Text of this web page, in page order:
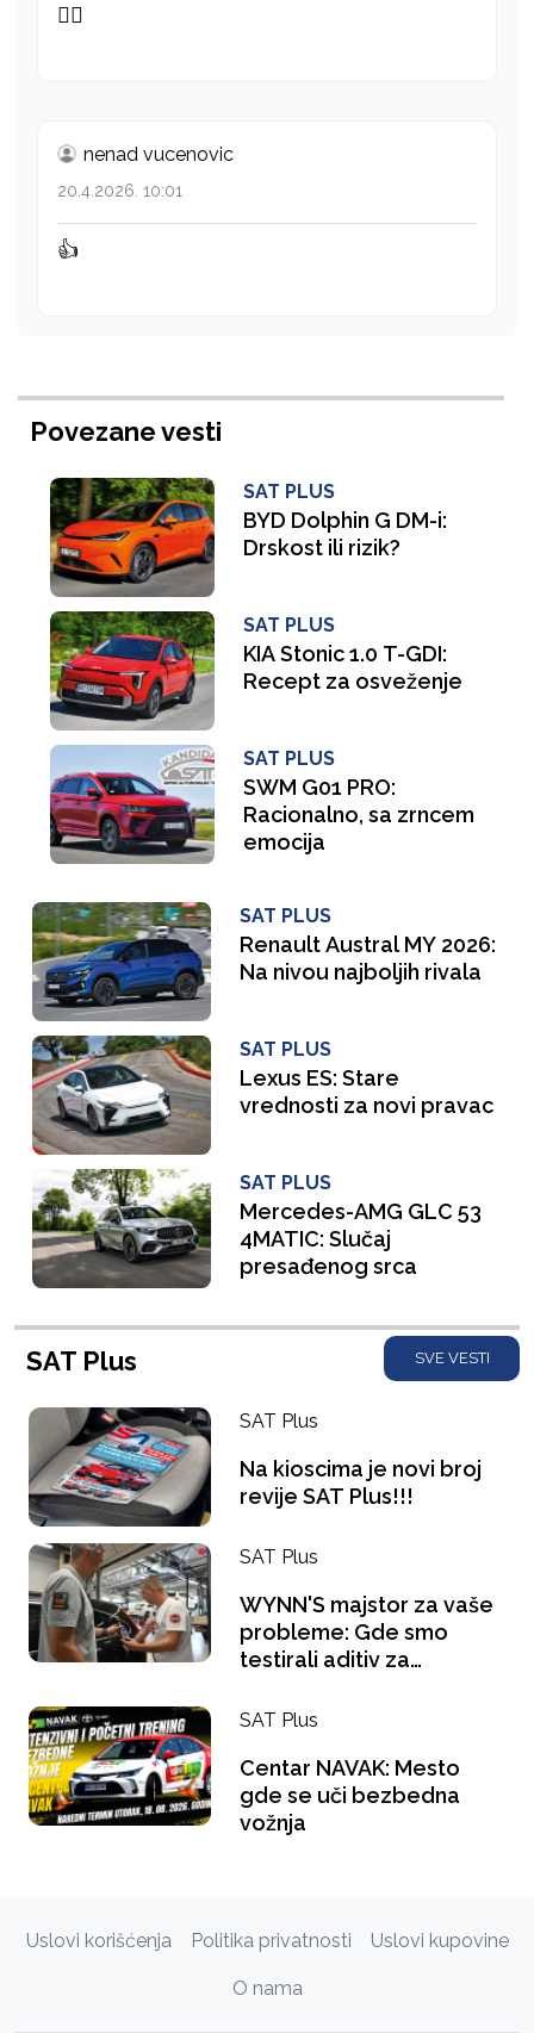
👍🏻
nenad vucenovic
20.4.2026. 10:01
👍
Povezane vesti
SAT PLUS
BYD Dolphin G DM-i:
Drskost ili rizik?
SAT PLUS
KIA Stonic 1.0 T-GDI:
Recept za osveženje
SAT PLUS
SWM G01 PRO:
Racionalno, sa zrncem
emocija
SAT PLUS
Renault Austral MY 2026:
Na nivou najboljih rivala
SAT PLUS
Lexus ES: Stare
vrednosti za novi pravac
SAT PLUS
Mercedes-AMG GLC 53
4MATIC: Slučaj
presađenog srca
SAT Plus SVE VESTI
SAT Plus
Na kioscima je novi broj
revije SAT Plus!!!
SAT Plus
WYNN'S majstor za vaše
probleme: Gde smo
testirali aditiv za
na pauzi za kafu?
SAT Plus
Centar NAVAK: Mesto
gde se uči bezbedna
vožnja
Uslovi korišćenja Politika privatnosti Uslovi kupovine
O nama